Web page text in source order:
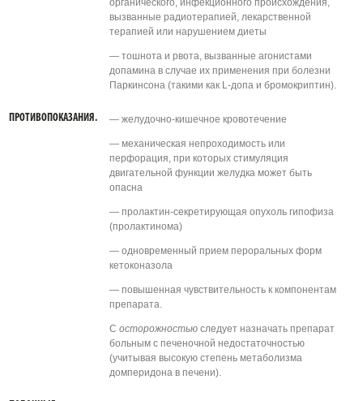
органического, инфекционного происхождения,
вызванные радиотерапией, лекарственной
терапией или нарушением диеты
— тошнота и рвота, вызванные агонистами
допамина в случае их применения при болезни
Паркинсона (такими как L-допа и бромокриптин).
ПРОТИВОПОКАЗАНИЯ. — желудочно-кишечное кровотечение
— механическая непроходимость или
перфорация, при которых стимуляция
двигательной функции желудка может быть
опасна
— пролактин-секретирующая опухоль гипофиза
(пролактинома)
— одновременный прием пероральных форм
кетоконазола
— повышенная чувствительность к компонентам
препарата.
С осторожностьюследует назначать препарат
больным с печеночной недостаточностью
(учитывая высокую степень метаболизма
домперидона в печени).